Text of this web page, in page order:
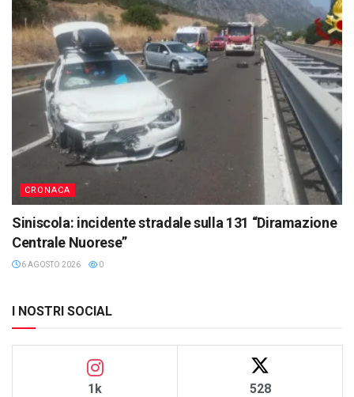
CRONACA
Siniscola: incidente stradale sulla 131 “Diramazione
Centrale Nuorese”
6 AGOSTO 2026 0
I NOSTRI SOCIAL
1k 528